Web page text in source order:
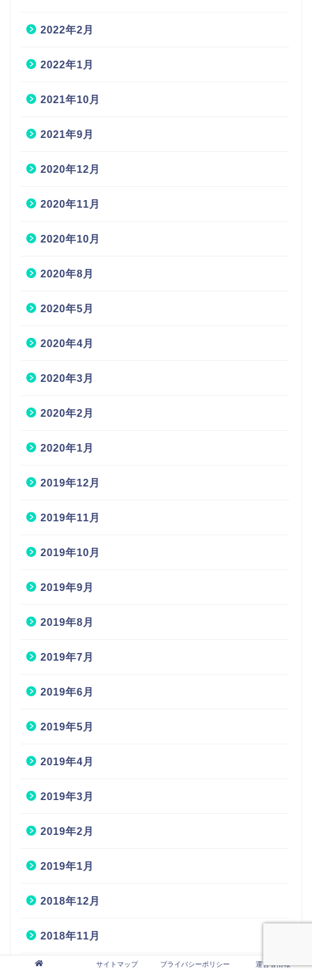
2022年2月
2022年1月
2021年10月
2021年9月
2020年12月
2020年11月
2020年10月
2020年8月
2020年5月
2020年4月
2020年3月
2020年2月
2020年1月
2019年12月
2019年11月
2019年10月
2019年9月
2019年8月
2019年7月
2019年6月
2019年5月
2019年4月
2019年3月
2019年2月
2019年1月
2018年12月
2018年11月
2018年10月
サイトマップ プライバシーポリシー 運営者情報